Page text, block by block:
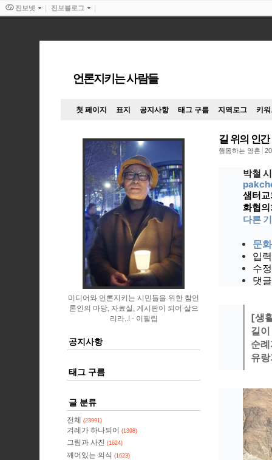
언론지키는 사람들
첫 페이지 표지 공지사항 태그 구름 지역로그 키
길 위의 인
행동하는 영혼
박철
샘터
화협
다른
문
입
수
댓
[생
길
순
유
미디어와 언론지키는 시민들을 위한 참언
론인의 마당, 자료실, 게시판이 되어 살으
리라..!
이필립
공지사항
태그 구름
글 분류
전체 (23991)
겨레가 하나되어 (1398)
그림과 사진 (1624)
깨어있는 의식 (1623)
진보넷 진보블로그